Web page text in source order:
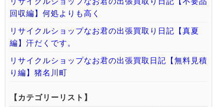
回収編】何処よりも高く
リサイクルショップなお君の出張買取り日記【真夏
編】汗だくです。
リサイクルショップなお君の出張買取日記【無料見積
り編】猪名川町
【カテゴリーリスト】